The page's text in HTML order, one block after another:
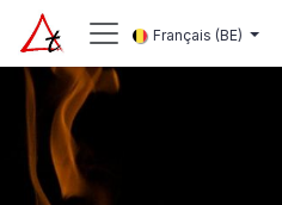
Se rendre au contenu
Français (BE)